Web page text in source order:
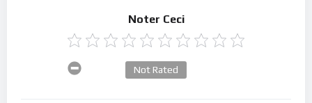
Noter Ceci
Not Rated